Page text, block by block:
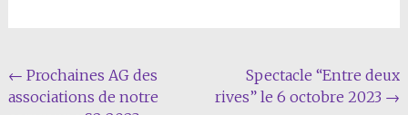
Navigation
Article
← Prochaines AG des
associations de notre
Spectacle “Entre deux
rives” le 6 octobre 2023 →